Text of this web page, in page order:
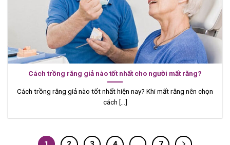
Cách trồng răng giả nào tốt nhất cho người mất răng?
Cách trồng răng giả nào tốt nhất hiện nay? Khi mất răng nên chọn
cách [...]